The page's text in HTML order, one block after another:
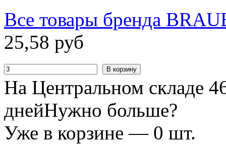
Все товары бренда
25,58 руб
В корзину
На Центральном складе
днейНужно больше?
Уже в корзине — 0 шт.